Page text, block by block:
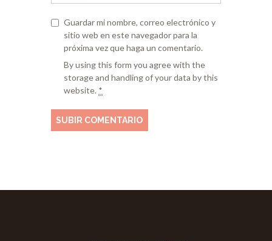
Guardar mi nombre, correo electrónico y
sitio web en este navegador para la
próxima vez que haga un comentario.
By using this form you agree with the
storage and handling of your data by this
website. *